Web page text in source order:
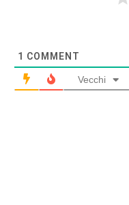
1 COMMENT
Vecchi